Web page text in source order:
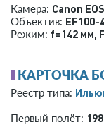
Камера: Canon
Объектив: EF100-
Режим: f=142 мм,
КАРТОЧКА
Реестр типа:
Первый полёт: